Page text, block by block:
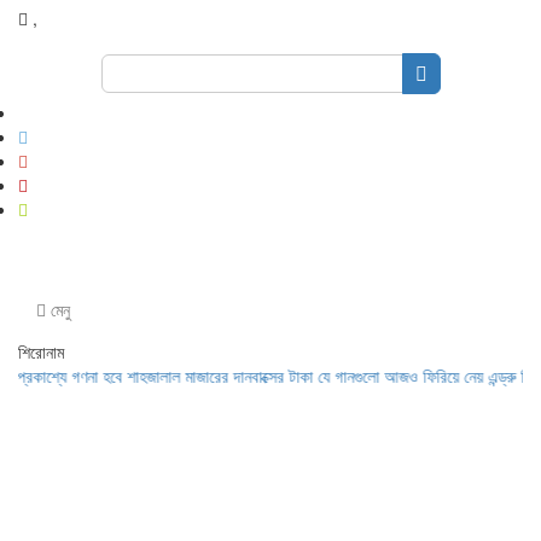
,
Search
মেনু
শিরোনাম
গণনা হবে শাহজালাল মাজারের দানবাক্সের টাকাযে গানগুলো আজও ফিরিয়ে নেয় এন্ড্রু কিশোরের